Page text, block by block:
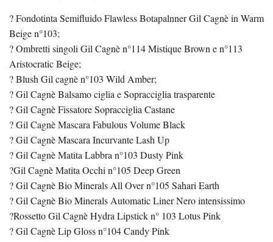
? Fondotinta Semifluido Flawless Botapalnner Gil Cagnè in Warm
Beige n°103;
? Ombretti singoli Gil Cagnè n°114 Mistique Brown e n°113
Aristocratic Beige;
? Blush Gil cagnè n°103 Wild Amber;
? Gil Cagnè Balsamo ciglia e Sopracciglia trasparente
? Gil Cagnè Fissatore Sopracciglia Castane
? Gil Cagnè Mascara Fabulous Volume Black
? Gil Cagnè Mascara Incurvante Lash Up
? Gil Cagnè Matita Labbra n°103 Dusty Pink
?Gil Cagnè Matita Occhi n°105 Deep Green
? Gil Cagnè Bio Minerals All Over n°105 Sahari Earth
? Gil Cagnè Bio Minerals Automatic Liner Nero intensissimo
?Rossetto Gil Cagnè Hydra Lipstick n° 103 Lotus Pink
? Gil Cagnè Lip Gloss n°104 Candy Pink